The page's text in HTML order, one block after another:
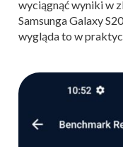
wyciągnąć wyniki w
Samsunga Galaxy
wygląda to w